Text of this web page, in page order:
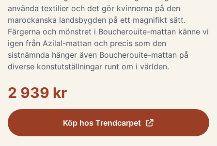
använda textilier och det gör kvinnorna på den
marockanska landsbygden på ett magnifikt sätt.
Färgerna och mönstret i Boucherouite-mattan känne vi
igen från Azilal-mattan och precis som den
sistnämnda hänger även Boucherouite-mattan på
diverse konstutställningar runt om i världen.
2 939 kr
Köp hos Trendcarpet